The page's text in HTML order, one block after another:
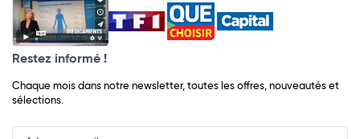
Restez informé !
Chaque mois dans notre newsletter, toutes les offres, nouveautés et
sélections.
Input